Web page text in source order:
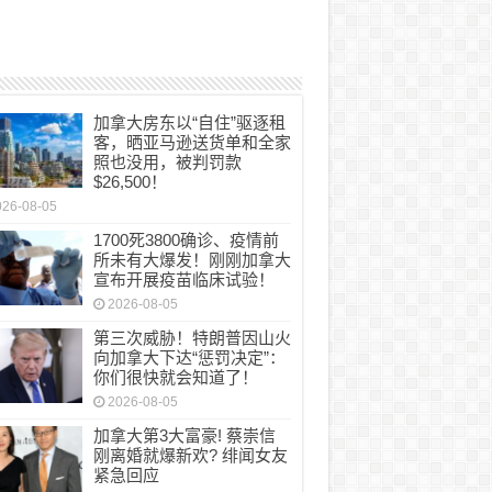
加拿大房东以“自住”驱逐租
客，晒亚马逊送货单和全家
照也没用，被判罚款
$26,500！
08-05
1700死3800确诊、疫情前
所未有大爆发！刚刚加拿大
宣布开展疫苗临床试验！
2026-08-05
第三次威胁！特朗普因山火
向加拿大下达“惩罚决定”：
你们很快就会知道了！
2026-08-05
加拿大第3大富豪! 蔡崇信
刚离婚就爆新欢? 绯闻女友
紧急回应